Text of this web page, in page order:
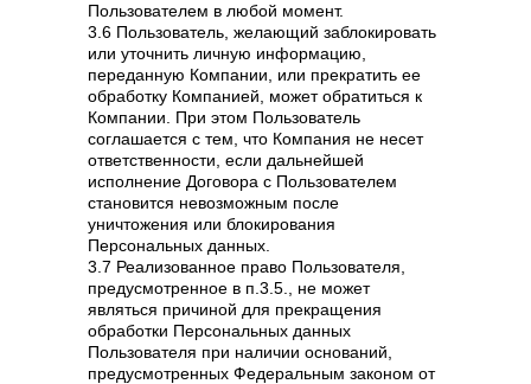
Пользователем в любой момент.
3.6 Пользователь, желающий заблокировать
или уточнить личную информацию,
переданную Компании, или прекратить ее
обработку Компанией, может обратиться к
Компании. При этом Пользователь
соглашается с тем, что Компания не несет
ответственности, если дальнейшей
исполнение Договора с Пользователем
становится невозможным после
уничтожения или блокирования
Персональных данных.
3.7 Реализованное право Пользователя,
предусмотренное в п.3.5., не может
являться причиной для прекращения
обработки Персональных данных
Пользователя при наличии оснований,
предусмотренных Федеральным законом от